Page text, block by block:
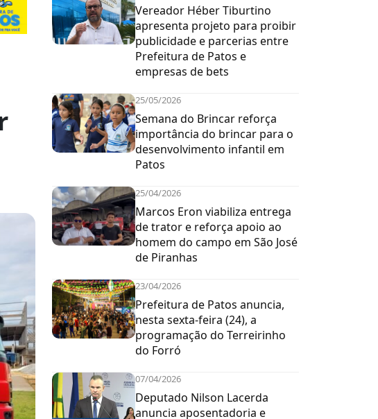
Vereador Héber Tiburtino
apresenta projeto para proibir
publicidade e parcerias entre
Prefeitura de Patos e
empresas de bets
25/05/2026
Semana do Brincar reforça
importância do brincar para o
desenvolvimento infantil em
Patos
25/04/2026
Marcos Eron viabiliza entrega
de trator e reforça apoio ao
homem do campo em São José
de Piranhas
23/04/2026
Prefeitura de Patos anuncia,
nesta sexta-feira (24), a
programação do Terreirinho
do Forró
07/04/2026
Deputado Nilson Lacerda
anuncia aposentadoria e